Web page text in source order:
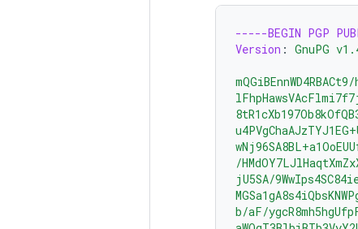
-----BEGIN PGP
Version : GnuPG
/
jU5SA/
b/aF/